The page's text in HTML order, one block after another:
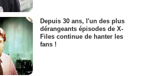
Depuis 30 ans, l'un des plus
dérangeants épisodes de X-
Files continue de hanter les
fans !